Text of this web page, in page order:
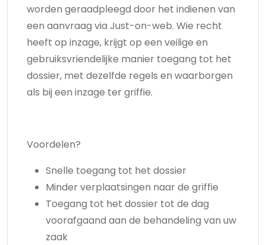
worden geraadpleegd door het indienen van
een aanvraag via Just-on-web. Wie recht
heeft op inzage, krijgt op een veilige en
gebruiksvriendelijke manier toegang tot het
dossier, met dezelfde regels en waarborgen
als bij een inzage ter griffie.
Voordelen?
Snelle toegang tot het dossier
Minder verplaatsingen naar de griffie
Toegang tot het dossier tot de dag
voorafgaand aan de behandeling van uw
zaak